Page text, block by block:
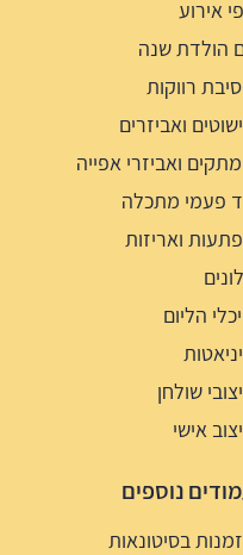
אירוע
הולדת שנה
רווקות
ואביזרים
ואביזרי אפייה
פעמי מתכלה
ואריזות
הליום
שולחן
אישי
נוספים
בסיטונאות